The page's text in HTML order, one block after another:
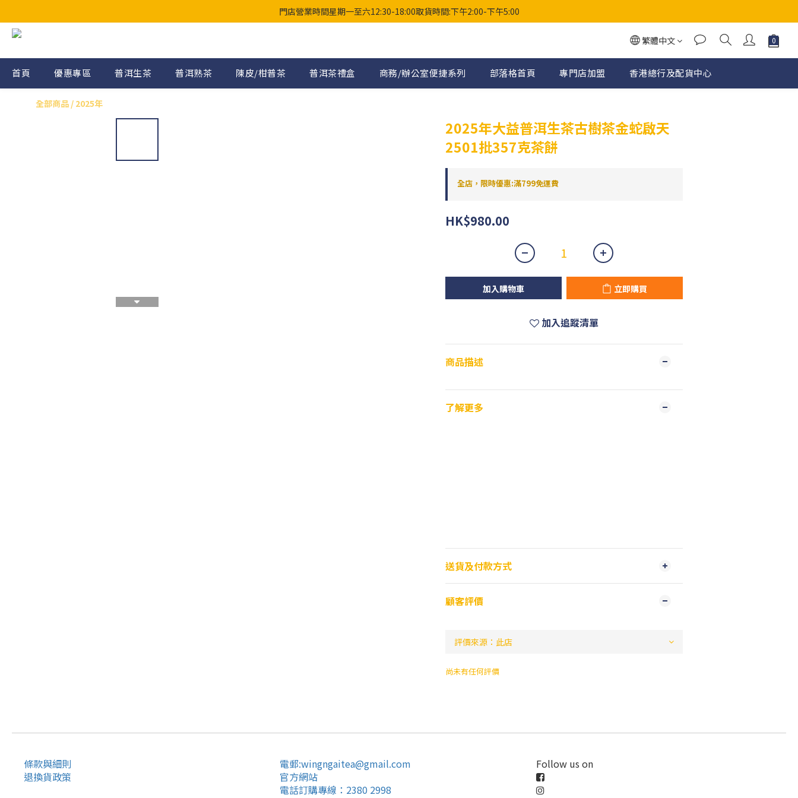
門店營業時間星期一至六12:30-18:00取貨時間:下午2:00-下午5:00
繁體中文
首頁 優惠專區 普洱生茶 普洱熟茶 陳皮/柑普茶 普洱茶禮盒 商務/辦公室便捷系列 部落格首頁 專門店加盟 香港總行及配貨中心
全部商品 / 2025年
2025年大益普洱生茶古樹茶金蛇啟天
2501批357克茶餅
全店，限時優惠:滿799免運費
HK$980.00
加入購物車 立即購買
加入追蹤清單
商品描述
了解更多
送貨及付款方式
顧客評價
尚未有任何評價
條款與細則
退換貨政策
電郵:wingngaitea@gmail.com
官方網站
電話訂購專線：2380 2998
Follow us on